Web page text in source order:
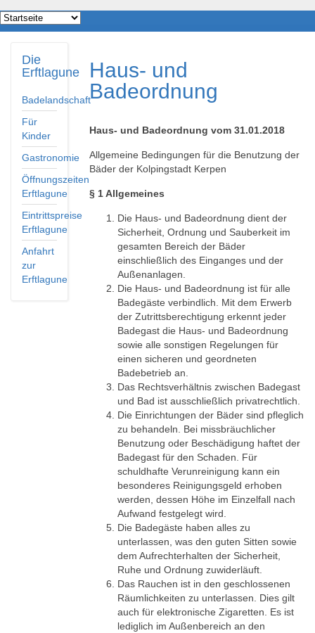
Haus- und
Badeordnung
Haus- und Badeordnung vom 31.01.2018
Allgemeine Bedingungen für die Benutzung der
Bäder der Kolpingstadt Kerpen
§ 1 Allgemeines
Die Haus- und Badeordnung dient der
Sicherheit, Ordnung und Sauberkeit im
gesamten Bereich der Bäder
einschließlich des Einganges und der
Außenanlagen.
Die Haus- und Badeordnung ist für alle
Badegäste verbindlich. Mit dem Erwerb
der Zutrittsberechtigung erkennt jeder
Badegast die Haus- und Badeordnung
sowie alle sonstigen Regelungen für
einen sicheren und geordneten
Badebetrieb an.
Das Rechtsverhältnis zwischen Badegast
und Bad ist ausschließlich privatrechtlich.
Die Einrichtungen der Bäder sind pfleglich
zu behandeln. Bei missbräuchlicher
Benutzung oder Beschädigung haftet der
Badegast für den Schaden. Für
schuldhafte Verunreinigung kann ein
besonderes Reinigungsgeld erhoben
werden, dessen Höhe im Einzelfall nach
Aufwand festgelegt wird.
Die Badegäste haben alles zu
unterlassen, was den guten Sitten sowie
dem Aufrechterhalten der Sicherheit,
Ruhe und Ordnung zuwiderläuft.
Das Rauchen ist in den geschlossenen
Räumlichkeiten zu unterlassen. Dies gilt
auch für elektronische Zigaretten. Es ist
lediglich im Außenbereich an den
Die
Erftlagune
Badelandschaft
Für
Kinder
Gastronomie
Öffnungszeiten
Erftlagune
Eintrittspreise
Erftlagune
Anfahrt
zur
Erftlagune